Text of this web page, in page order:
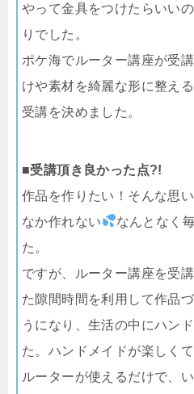
やって金具をつけたらいい
りでした。
ポケ海でルーター講座が受
けや素材を綺麗な形に整え
受講を決めました。
■受講頂き良かった点?!
作品を作りたい！そんな思
なか作れない
なんとなく
た。
ですが、ルーター講座を受
た隙間時間を利用して作品
うになり、生活の中にハン
た。ハンドメイドが楽しくて
ルーターが使えるだけで、